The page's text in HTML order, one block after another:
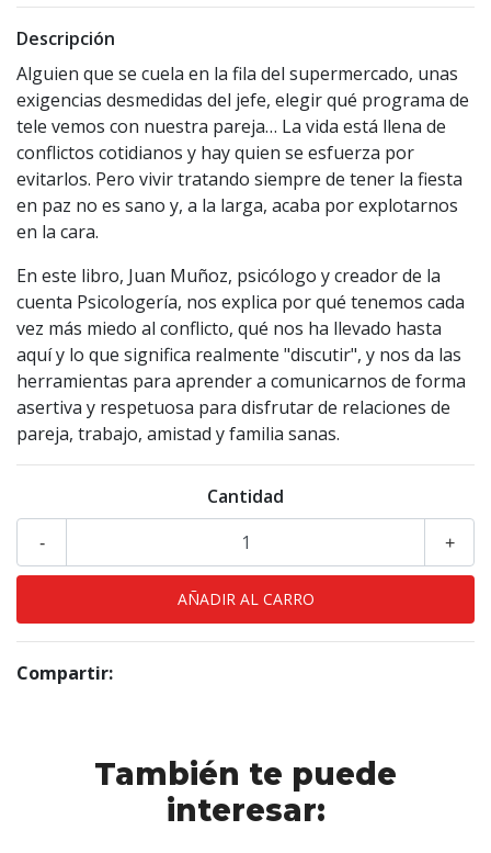
Descripción
Alguien que se cuela en la fila del supermercado, unas
exigencias desmedidas del jefe, elegir qué programa de
tele vemos con nuestra pareja… La vida está llena de
conflictos cotidianos y hay quien se esfuerza por
evitarlos. Pero vivir tratando siempre de tener la fiesta
en paz no es sano y, a la larga, acaba por explotarnos
en la cara.
En este libro, Juan Muñoz, psicólogo y creador de la
cuenta Psicologería, nos explica por qué tenemos cada
vez más miedo al conflicto, qué nos ha llevado hasta
aquí y lo que significa realmente "discutir", y nos da las
herramientas para aprender a comunicarnos de forma
asertiva y respetuosa para disfrutar de relaciones de
pareja, trabajo, amistad y familia sanas.
Cantidad
+
-
Compartir:
También te puede
interesar: